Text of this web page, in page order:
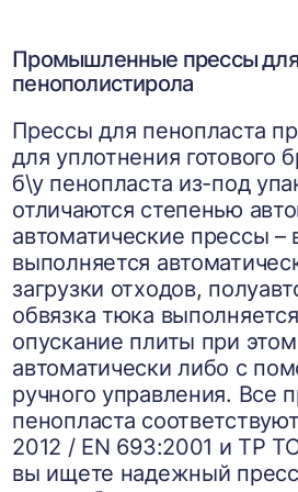
Промышленные прессы для
пенополистирола
Прессы для пенопласта
для уплотнения готового
б\у пенопласта из-под
отличаются степенью
автоматические прессы –
выполняется
загрузки отходов,
обвязка тюка
опускание плиты при
автоматически либо с
ручного управления. Все
пенопласта
2012 / EN 693:2001 и ТР
вы ищете надежный